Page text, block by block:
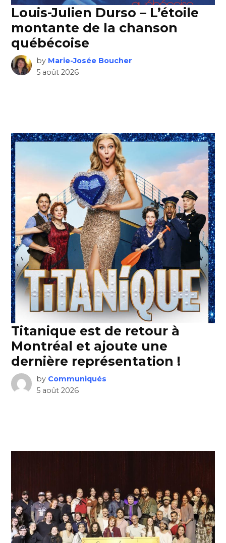
Louis-Julien Durso – L’étoile
montante de la chanson
québécoise
by Marie-Josée Boucher
5 août 2026
Titanique est de retour à
Montréal et ajoute une
dernière représentation !
by Communiqués
5 août 2026